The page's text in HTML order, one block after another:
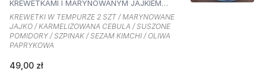
KREWETKAMI I MARYNOWANYM JAJKIEM
ORAZ KARMELIZOWANĄ CEBULKĄ,
SZPINAKIEM, SUSZONYMI POMIDORAMI ORAZ
SEZAMEM O SMAKU KIMCHI I OLIWĄ
PAPRYKOWĄ
KREWETKI W TEMPURZE 2 SZT / MARYNOWANE
JAJKO / KARMELIZOWANA CEBULA / SUSZONE
POMIDORY / SZPINAK / SEZAM KIMCHI / OLIWA
PAPRYKOWA
49,00 zł